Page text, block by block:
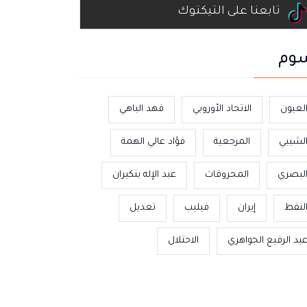
تابعنا على التيكتوك
العيون الاتحاد الأوروبي فهد الباهي
الشيبي المرجعية فؤاد عالي الهمة
البصري المحروقات عبد الإله بنكيران
النفط إيران فيليب تعديل
عبد الرفيع الجواهري الاحتلال